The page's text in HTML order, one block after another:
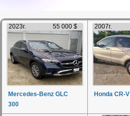
2023г. 55 000 $
Mercedes-Benz GLC
300
2007г.
Honda CR-V